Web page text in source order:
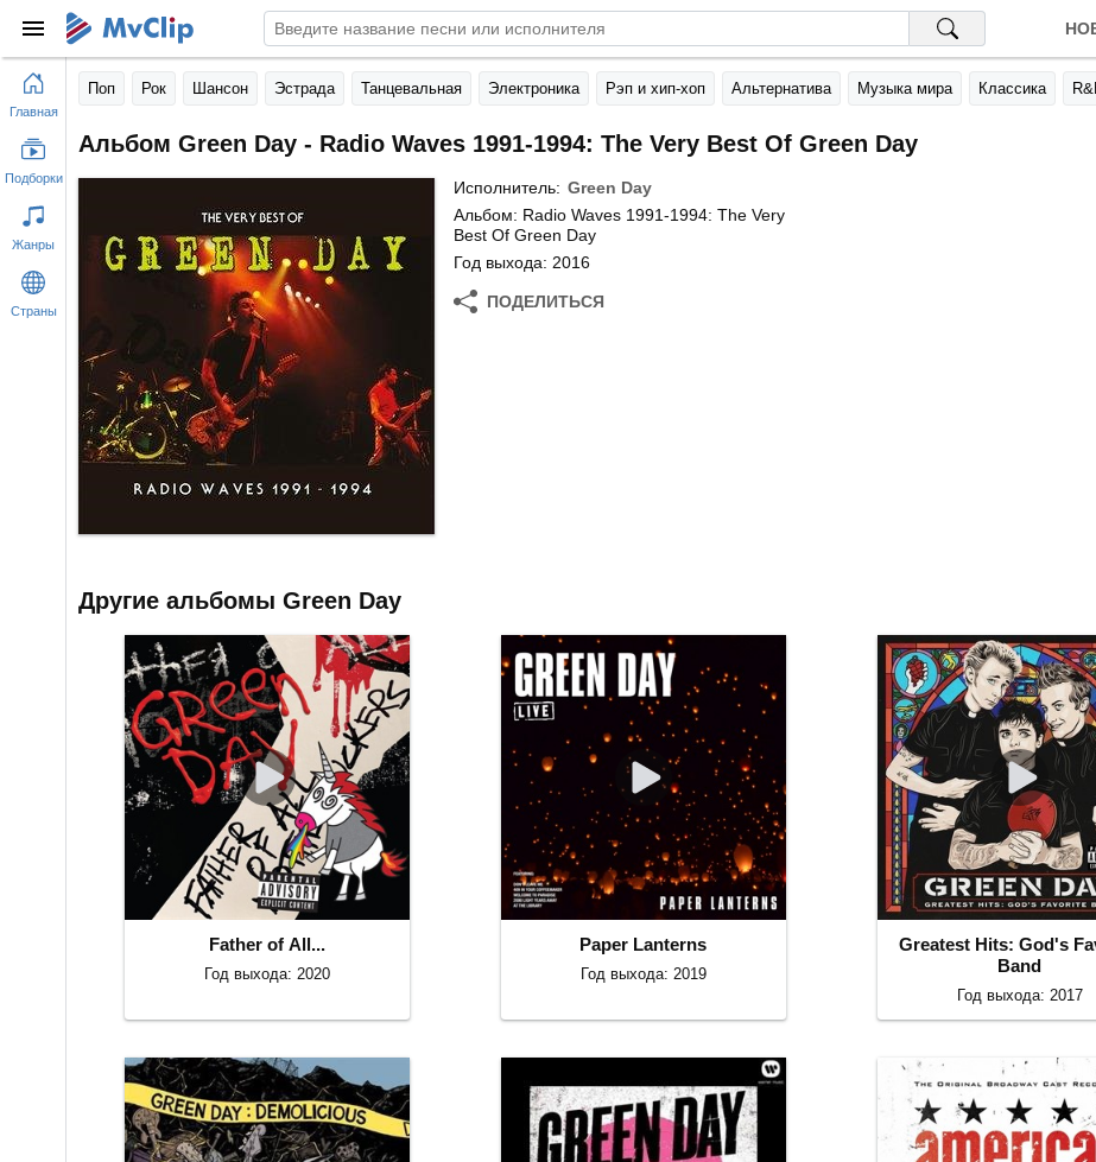
Поп Рок Шансон Эстрада Танцевальная Электроника Рэп и хип-хоп Альтернатива Музыка мира Классика
Альбом Green Day - Radio Waves 1991-1994: The Very Best Of Green Day
Исполнитель: Green Day
Альбом: Radio Waves 1991-1994: The Very
Best Of Green Day
Год выхода: 2016
ПОДЕЛИТЬСЯ
Другие альбомы Green Day
Father of All...
Год выхода: 2020
Paper Lanterns
Год выхода: 2019
Greatest Hits: God's
Band
Год выхода: 2017
Главная
Подборки
Жанры
Страны